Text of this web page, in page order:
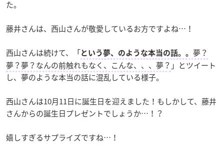
た。
藤井さんは、西山さんが敬愛しているお方ですよね…！
西山さんは続けて、「という夢、のような本当の話。。 夢？
夢？夢？なんの前触れもなく、こんな、、、夢？ 」とツイート
し、夢のような本当の話に混乱している様子。
西山さんは10月11日に誕生日を迎えました！もしかして、藤井
さんからの誕生日プレゼントでしょうか…！？
嬉しすぎるサプライズですね…！